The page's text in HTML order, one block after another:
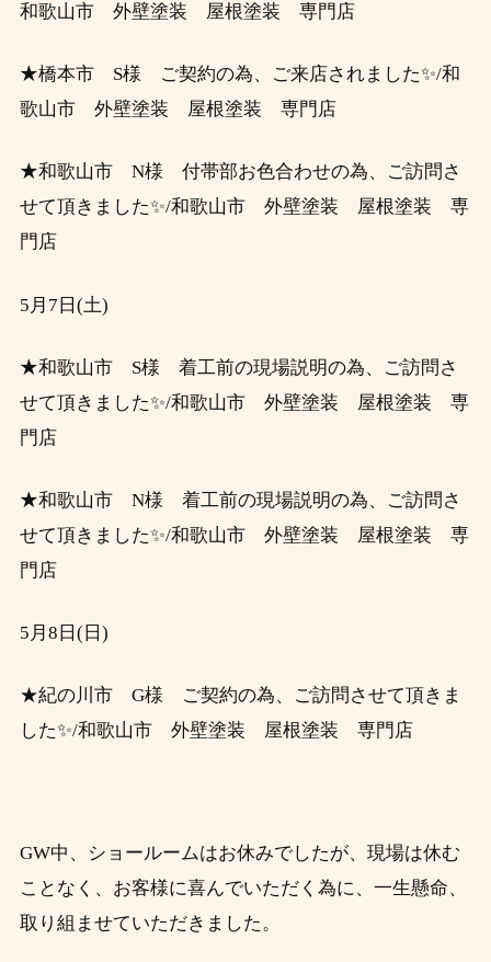
和歌山市 外壁塗装 屋根塗装 専門店
★橋本市 S様 ご契約の為、ご来店されました✨/和
歌山市 外壁塗装 屋根塗装 専門店
★和歌山市 N様 付帯部お色合わせの為、ご訪問さ
せて頂きました✨/和歌山市 外壁塗装 屋根塗装 専
門店
5月7日(土)
★和歌山市 S様 着工前の現場説明の為、ご訪問さ
せて頂きました✨/和歌山市 外壁塗装 屋根塗装 専
門店
★和歌山市 N様 着工前の現場説明の為、ご訪問さ
せて頂きました✨/和歌山市 外壁塗装 屋根塗装 専
門店
5月8日(日)
★紀の川市 G様 ご契約の為、ご訪問させて頂きま
した✨/和歌山市 外壁塗装 屋根塗装 専門店
GW中、ショールームはお休みでしたが、現場は休む
ことなく、 お客様に喜んでいただく為に、一生懸命、
取り組ませていただきました。